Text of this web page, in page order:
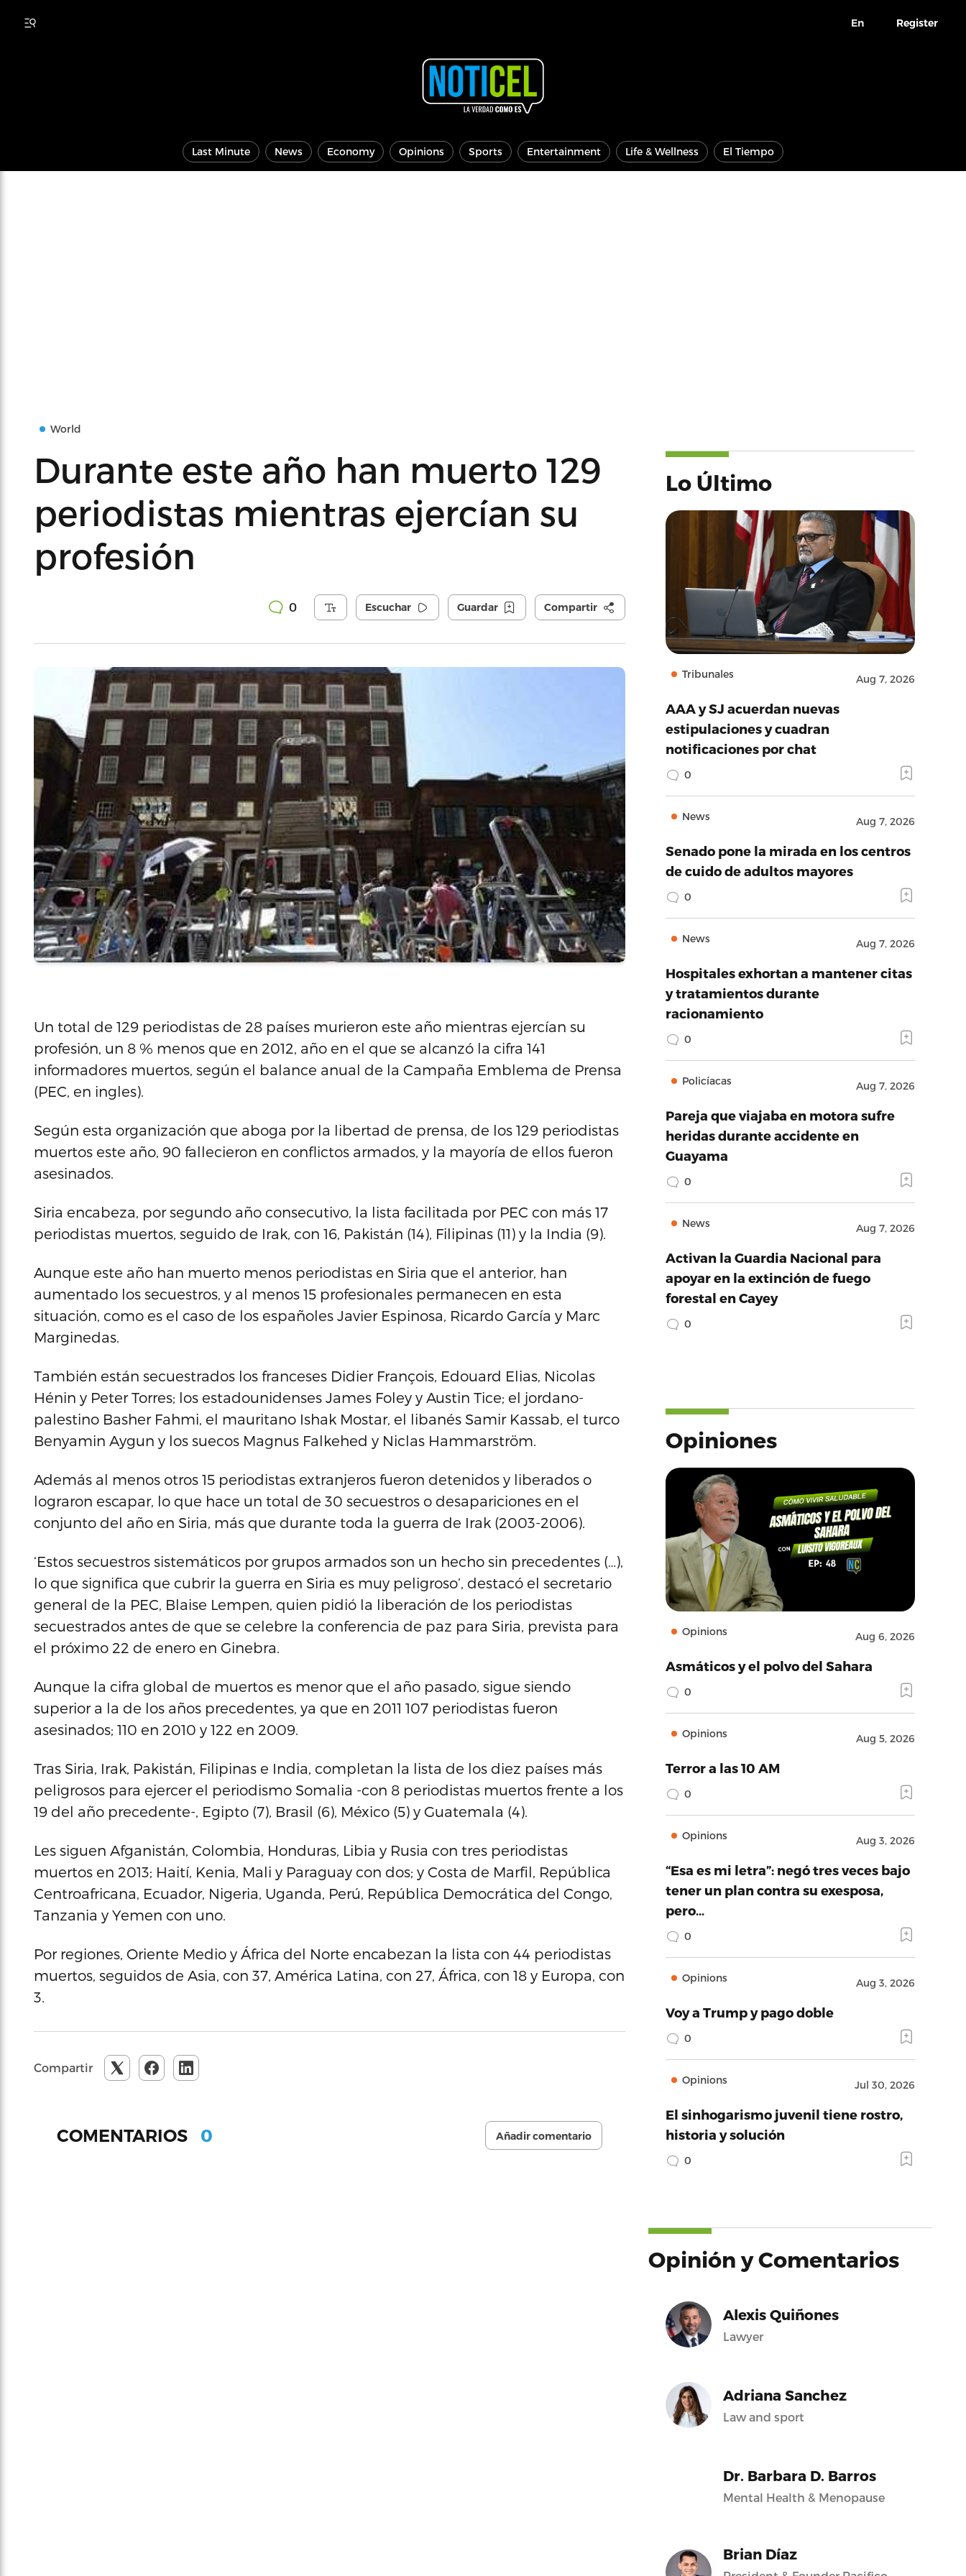
En Register
Last Minute News Economy Opinions Sports Entertainment Life & Wellness El Tiempo
World
Durante este año han muerto 129
periodistas mientras ejercían su
profesión
0 Escuchar Guardar Compartir
Un total de 129 periodistas de 28 países murieron este año mientras ejercían su
profesión, un 8 % menos que en 2012, año en el que se alcanzó la cifra 141
informadores muertos, según el balance anual de la Campaña Emblema de Prensa
(PEC, en ingles).
Según esta organización que aboga por la libertad de prensa, de los 129 periodistas
muertos este año, 90 fallecieron en conflictos armados, y la mayoría de ellos fueron
asesinados.
Siria encabeza, por segundo año consecutivo, la lista facilitada por PEC con más 17
periodistas muertos, seguido de Irak, con 16, Pakistán (14), Filipinas (11) y la India (9).
Aunque este año han muerto menos periodistas en Siria que el anterior, han
aumentado los secuestros, y al menos 15 profesionales permanecen en esta
situación, como es el caso de los españoles Javier Espinosa, Ricardo García y Marc
Marginedas.
También están secuestrados los franceses Didier François, Edouard Elias, Nicolas
Hénin y Peter Torres; los estadounidenses James Foley y Austin Tice; el jordano-
palestino Basher Fahmi, el mauritano Ishak Mostar, el libanés Samir Kassab, el turco
Benyamin Aygun y los suecos Magnus Falkehed y Niclas Hammarström.
Además al menos otros 15 periodistas extranjeros fueron detenidos y liberados o
lograron escapar, lo que hace un total de 30 secuestros o desapariciones en el
conjunto del año en Siria, más que durante toda la guerra de Irak (2003-2006).
‘Estos secuestros sistemáticos por grupos armados son un hecho sin precedentes (…),
lo que significa que cubrir la guerra en Siria es muy peligroso’, destacó el secretario
general de la PEC, Blaise Lempen, quien pidió la liberación de los periodistas
secuestrados antes de que se celebre la conferencia de paz para Siria, prevista para
el próximo 22 de enero en Ginebra.
Aunque la cifra global de muertos es menor que el año pasado, sigue siendo
superior a la de los años precedentes, ya que en 2011 107 periodistas fueron
asesinados; 110 en 2010 y 122 en 2009.
Tras Siria, Irak, Pakistán, Filipinas e India, completan la lista de los diez países más
peligrosos para ejercer el periodismo Somalia -con 8 periodistas muertos frente a los
19 del año precedente-, Egipto (7), Brasil (6), México (5) y Guatemala (4).
Les siguen Afganistán, Colombia, Honduras, Libia y Rusia con tres periodistas
muertos en 2013; Haití, Kenia, Mali y Paraguay con dos; y Costa de Marfil, República
Centroafricana, Ecuador, Nigeria, Uganda, Perú, República Democrática del Congo,
Tanzania y Yemen con uno.
Por regiones, Oriente Medio y África del Norte encabezan la lista con 44 periodistas
muertos, seguidos de Asia, con 37, América Latina, con 27, África, con 18 y Europa, con
3.
Compartir
COMENTARIOS 0 Añadir comentario
Lo Último
Tribunales Aug 7, 2026
AAA y SJ acuerdan nuevas
estipulaciones y cuadran
notificaciones por chat
0
News Aug 7, 2026
Senado pone la mirada en los centros
de cuido de adultos mayores
0
News Aug 7, 2026
Hospitales exhortan a mantener citas
y tratamientos durante
racionamiento
0
Policíacas Aug 7, 2026
Pareja que viajaba en motora sufre
heridas durante accidente en
Guayama
0
News Aug 7, 2026
Activan la Guardia Nacional para
apoyar en la extinción de fuego
forestal en Cayey
0
Opiniones
Opinions Aug 6, 2026
Asmáticos y el polvo del Sahara
0
Opinions Aug 5, 2026
Terror a las 10 AM
0
Opinions Aug 3, 2026
“Esa es mi letra”: negó tres veces bajo
tener un plan contra su exesposa,
pero…
0
Opinions Aug 3, 2026
Voy a Trump y pago doble
0
Opinions Jul 30, 2026
El sinhogarismo juvenil tiene rostro,
historia y solución
0
Opinión y Comentarios
Alexis Quiñones
Lawyer
Adriana Sanchez
Law and sport
Dr. Barbara D. Barros
Mental Health & Menopause
Brian Díaz